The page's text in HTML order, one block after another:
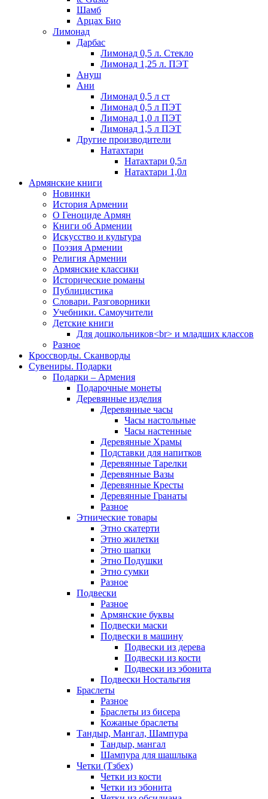
Шамб
Арцах Био
Лимонад
Дарбас
Лимонад 0,5 л. Стекло
Лимонад 1,25 л. ПЭТ
Ануш
Ани
Лимонад 0,5 л ст
Лимонад 0,5 л ПЭТ
Лимонад 1,0 л ПЭТ
Лимонад 1,5 л ПЭТ
Другие производители
Натахтари
Натахтари 0,5л
Натахтари 1,0л
Армянские книги
Новинки
История Армении
О Геноциде Армян
Книги об Армении
Иcкусство и культура
Поэзия Армении
Религия Армении
Армянские классики
Исторические романы
Публицистика
Словари. Разговорники
Учебники. Самоучители
Детские книги
Для дошкольников<br> и младших классов
Разное
Кроссворды. Сканворды
Сувениры. Подарки
Подарки – Армения
Подарочные монеты
Деревянные изделия
Деревянные часы
Часы настольные
Часы настенные
Деревянные Храмы
Подставки для напитков
Деревянные Тарелки
Деревянные Вазы
Деревянные Кресты
Деревянные Гранаты
Разное
Этнические товары
Этно скатерти
Этно жилетки
Этно шапки
Этно Подушки
Этно сумки
Разное
Подвески
Разное
Армянские буквы
Подвески маски
Подвески в машину
Подвески из дерева
Подвески из кости
Подвески из эбонита
Подвески Ностальгия
Браслеты
Разное
Браслеты из бисера
Кожаные браслеты
Тандыр, Мангал, Шампура
Тандыр, мангал
Шампура для шашлыка
Четки (Тзбех)
Четки из кости
Четки из эбонита